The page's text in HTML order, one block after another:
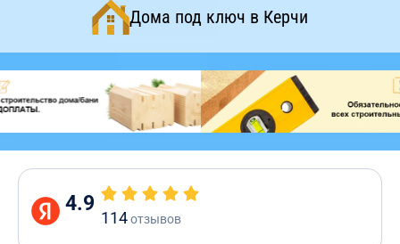
Дома под ключ в Керчи
4.9
114отзывов